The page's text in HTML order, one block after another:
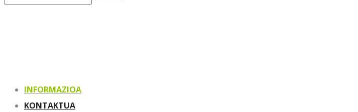
for:
INFORMAZIOA
KONTAKTUA